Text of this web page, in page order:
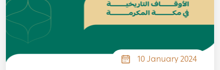
10 January 2024